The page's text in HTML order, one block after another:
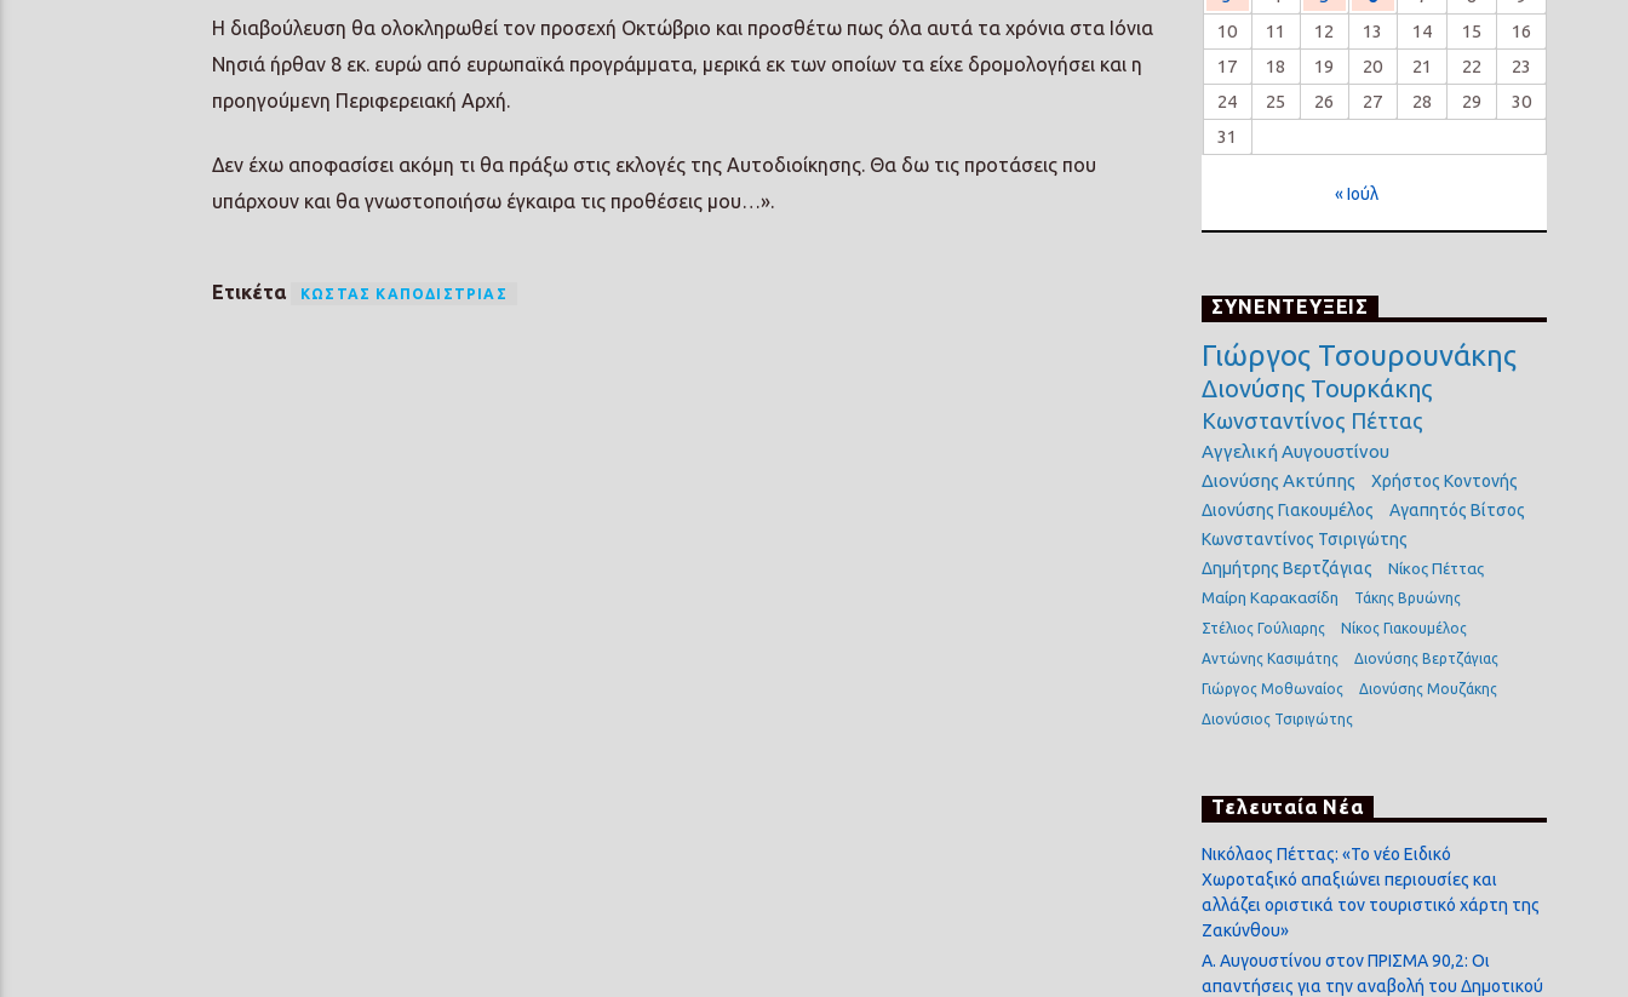
Η διαβούλευση θα ολοκληρωθεί τον προσεχή Οκτώβριο και προσθέτω πως όλα αυτά τα χρόνια στα Ιόνια
Νησιά ήρθαν 8 εκ. ευρώ από ευρωπαϊκά προγράμματα, μερικά εκ των οποίων τα είχε δρομολογήσει και η
προηγούμενη Περιφερειακή Αρχή.
Δεν έχω αποφασίσει ακόμη τι θα πράξω στις εκλογές της Αυτοδιοίκησης. Θα δω τις προτάσεις που
υπάρχουν και θα γνωστοποιήσω έγκαιρα τις προθέσεις μου…».
Ετικέτα ΚΏΣΤΑΣ ΚΑΠΟΔΊΣΤΡΙΑΣ
10
11 12 13 14 15
16
17
18 19 20 21 22
23
24
25 26 27 28 29
30
31
« Ιούλ
ΣΥΝΕΝΤΕΥΞΕΙΣ
Γιώργος Τσουρουνάκης
Διονύσης Τουρκάκης
Κωνσταντίνος Πέττας
Αγγελική Αυγουστίνου
Διονύσης Ακτύπης
Χρήστος Κοντονής
Διονύσης Γιακουμέλος
Αγαπητός Βίτσος
Κωνσταντίνος Τσιριγώτης
Δημήτρης Βερτζάγιας
Νίκος Πέττας
Μαίρη Καρακασίδη
Τάκης Βρυώνης
Στέλιος Γούλιαρης
Νίκος Γιακουμέλος
Αντώνης Κασιμάτης
Διονύσης Βερτζάγιας
Γιώργος Μοθωναίος
Διονύσης Μουζάκης
Διονύσιος Τσιριγώτης
Τελευταία Νέα
Νικόλαος Πέττας: «Το νέο Ειδικό
Χωροταξικό απαξιώνει περιουσίες και
αλλάζει οριστικά τον τουριστικό χάρτη της
Ζακύνθου»
Α. Αυγουστίνου στον ΠΡΙΣΜΑ 90,2: Οι
απαντήσεις για την αναβολή του Δημοτικού